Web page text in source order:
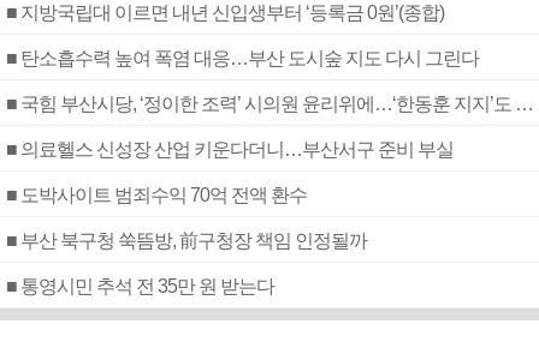
■ 지방국립대 이르면 내년 신입생부터 ‘등록금 0원’(종합)
■ 탄소흡수력 높여 폭염 대응…부산 도시숲 지도 다시 그린다
■ 국힘 부산시당, ‘정이한 조력’ 시의원 윤리위에…‘한동훈 지지’도 신고접수
■ 의료헬스 신성장 산업 키운다더니…부산서구 준비 부실
■ 도박사이트 범죄수익 70억 전액 환수
■ 부산 북구청 쑥뜸방, 前구청장 책임 인정될까
■ 통영시민 추석 전 35만 원 받는다